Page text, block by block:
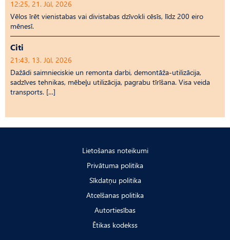
12:25, 21. Jūl, 2026
Vēlos īrēt vienistabas vai divistabas dzīvokli cēsīs, līdz 200 eiro
mēnesī.
Citi
21:43, 13. Jūl, 2026
Dažādi saimnieciskie un remonta darbi, demontāža-utilizācija,
sadzīves tehnikas, mēbeļu utilizācija, pagrabu tīrīšana. Visa veida
transports. […]
Lietošanas noteikumi
Privātuma politika
Sīkdatņu politika
Atcelšanas politika
Autortiesības
Ētikas kodekss